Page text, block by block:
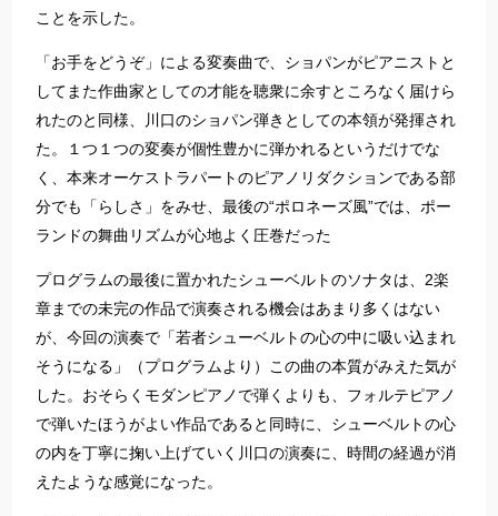
ことを示した。
「お手をどうぞ」による変奏曲で、ショパンがピアニストと
してまた作曲家としての才能を聴衆に余すところなく届けら
れたのと同様、川口のショパン弾きとしての本領が発揮され
た。１つ１つの変奏が個性豊かに弾かれるというだけでな
く、本来オーケストラパートのピアノリダクションである部
分でも「らしさ」をみせ、最後の“ポロネーズ風”では、ポー
ランドの舞曲リズムが心地よく圧巻だった
プログラムの最後に置かれたシューベルトのソナタは、2楽
章までの未完の作品で演奏される機会はあまり多くはない
が、今回の演奏で「若者シューベルトの心の中に吸い込まれ
そうになる」（プログラムより）この曲の本質がみえた気が
した。おそらくモダンピアノで弾くよりも、フォルテピアノ
で弾いたほうがよい作品であると同時に、シューベルトの心
の内を丁寧に掬い上げていく川口の演奏に、時間の経過が消
えたような感覚になった。